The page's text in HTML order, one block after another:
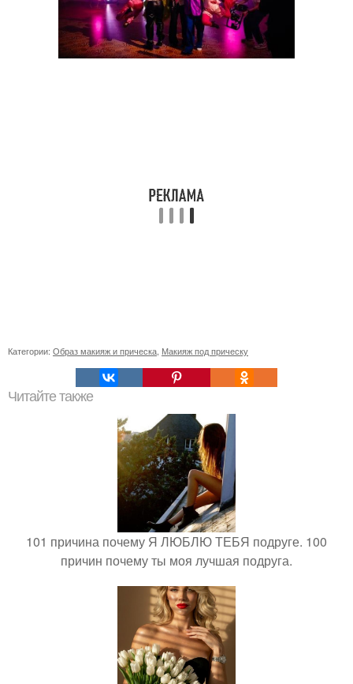
Категории: Образ макияж и прическа Макияж под прическу
Читайте также
101 причина почему Я ЛЮБЛЮ ТЕБЯ подруге. 100
причин почему ты моя лучшая подруга.